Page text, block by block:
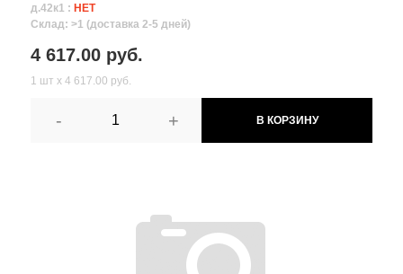
д.42к1 : НЕТ
Склад: >1 (доставка 2-5 дней)
4 617.00 руб.
1 шт х 4 617.00 руб.
- + В КОРЗИНУ